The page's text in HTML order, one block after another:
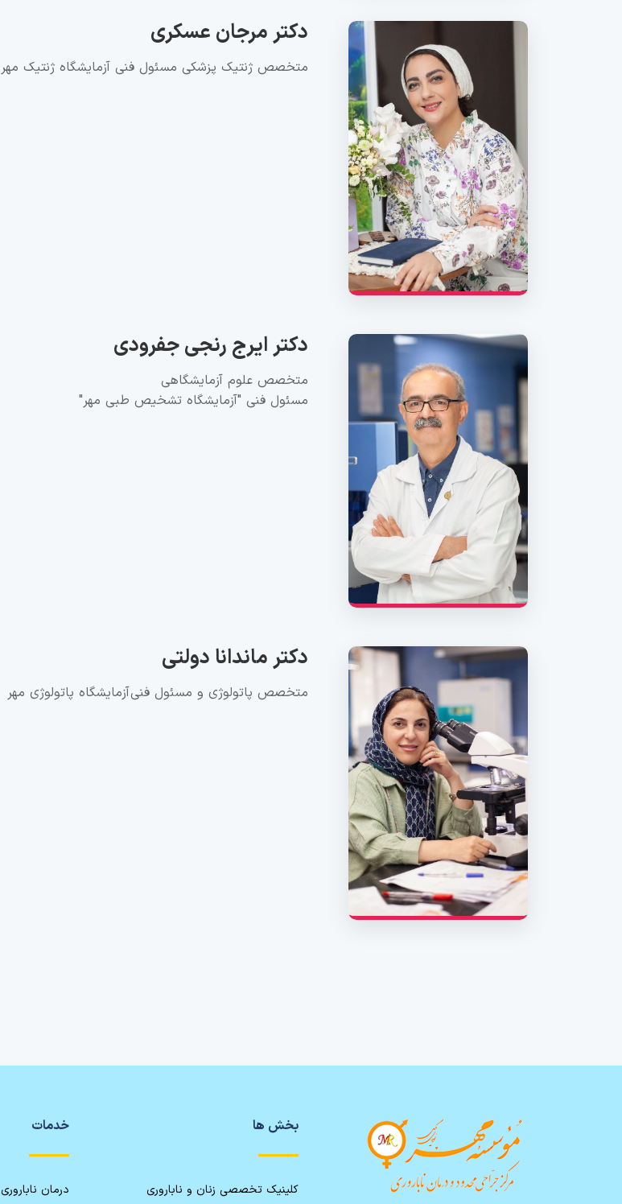
دکتر مرجان عسکری
متخصص ژنتیک پزشکی مسئول فنی آزمایشگاه ژنتیک مهر
دکتر ایرج رنجی جفرودی
متخصص علوم آزمایشگاهی
مسئول فنی "آزمایشگاه تشخیص طبی مهر"
دکتر ماندانا دولتی
متخصص پاتولوژی و مسئول فنی آزمایشگاه پاتولوژی مهر
بخش ها
کلینیک تخصصی زنان و ناباروری
خدمات
درمان ناباروری